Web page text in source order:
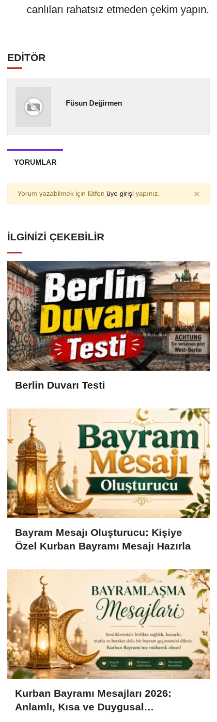
canlıları rahatsız etmeden çekim yapın.
EDİTÖR
Füsun Değirmen
YORUMLAR
Yorum yazabilmek için lütfen üye girişi yapınız. ×
İLGINIZI ÇEKEBILIR
Berlin Duvarı Testi
Bayram Mesajı Oluşturucu: Kişiye
Özel Kurban Bayramı Mesajı Hazırla
Kurban Bayramı Mesajları 2026:
Anlamlı, Kısa ve Duygusal